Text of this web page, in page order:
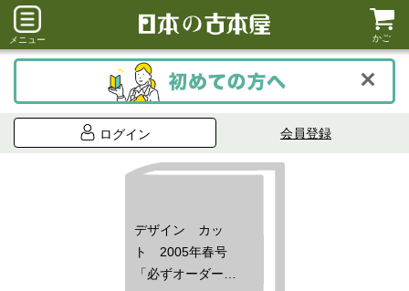
メニュー かご
ログイン 会員登録
デザイン カッ
ト 2005年春号
「必ずオーダーさ